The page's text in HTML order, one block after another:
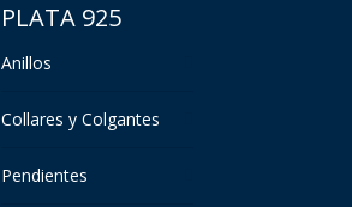
PLATA 925
Anillos
Collares y Colgantes
Pendientes